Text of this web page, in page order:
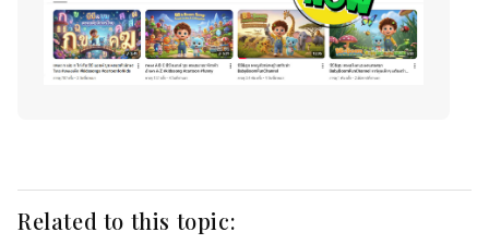
Related to this topic: